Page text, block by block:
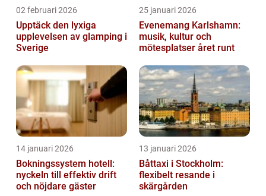
02 februari 2026
Upptäck den lyxiga
upplevelsen av glamping i
Sverige
25 januari 2026
Evenemang Karlshamn:
musik, kultur och
mötesplatser året runt
14 januari 2026
Bokningssystem hotell:
nyckeln till effektiv drift
och nöjdare gäster
13 januari 2026
Båttaxi i Stockholm:
flexibelt resande i
skärgården